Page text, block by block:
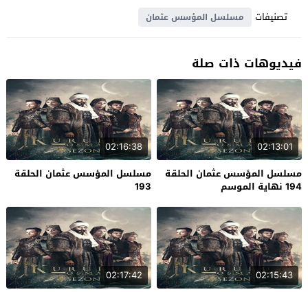
تصنيفات
مسلسل المؤسس عثمان
فيديوهات ذات صلة
02:13:01
مسلسل المؤسس عثمان الحلقة
194 نهاية الموسم
02:16:38
مسلسل المؤسس عثمان الحلقة
193
02:15:43
02:17:42